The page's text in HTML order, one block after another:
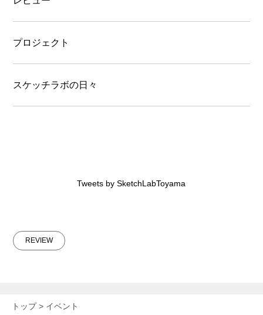
プロジェクト
スケッチラボの日々
Tweets by SketchLabToyama
REVIEW
トップ イベント